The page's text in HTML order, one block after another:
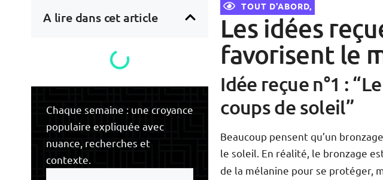
A lire dans cet article
Chaque semaine : une croyance
populaire expliquée avec
nuance, recherches et
contexte.
Votre
TOUT D'ABORD,
Les idées
favorisent le
Idée reçue n°1 :
coups de soleil”
Beaucoup pensent qu’un
le soleil. En réalité, le bronzage
de la mélanine pour se protéger,